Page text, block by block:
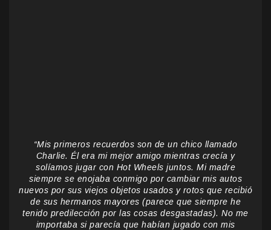
“Mis primeros recuerdos son de un chico llamado
Charlie. Él era mi mejor amigo mientras crecía y
solíamos jugar con Hot Wheels juntos. Mi madre
siempre se enojaba conmigo por cambiar mis autos
nuevos por sus viejos objetos usados ​​y rotos que recibió
de sus hermanos mayores (parece que siempre he
tenido predilección por las cosas desgastadas). No me
importaba si parecía que habían jugado con mis